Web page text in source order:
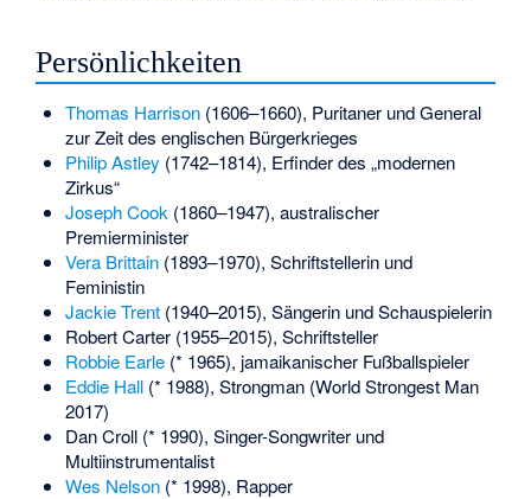
Persönlichkeiten
Thomas Harrison(1606–1660), Puritaner und General
zur Zeit des englischen Bürgerkrieges
Philip Astley (1742–1814), Erfinder des „modernen
Zirkus“
Joseph Cook (1860–1947), australischer
Premierminister
Vera Brittain(1893–1970), Schriftstellerin und
Feministin
Jackie Trent(1940–2015), Sängerin und Schauspielerin
Robert Carter(1955–2015), Schriftsteller
Robbie Earle(* 1965), jamaikanischer Fußballspieler
Eddie Hall(* 1988), Strongman (World Strongest Man
2017)
Dan Croll(* 1990), Singer-Songwriter und
Multiinstrumentalist
Wes Nelson(* 1998), Rapper